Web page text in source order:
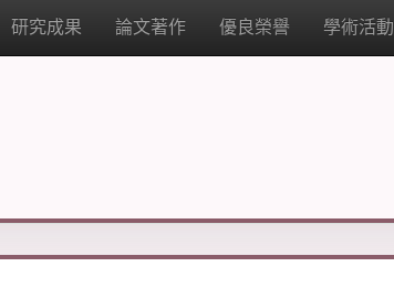
研究成果 論文著作 優良榮譽 學術活動